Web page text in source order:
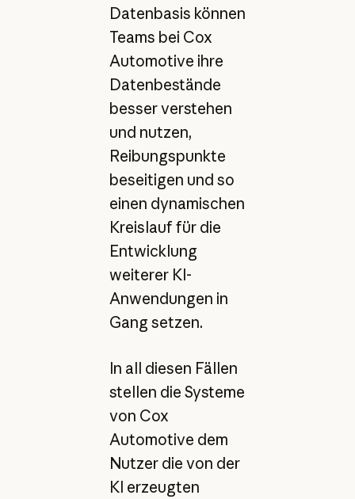
Datenbasis können
Teams bei Cox
Automotive ihre
Datenbestände
besser verstehen
und nutzen,
Reibungspunkte
beseitigen und so
einen dynamischen
Kreislauf für die
Entwicklung
weiterer KI-
Anwendungen in
Gang setzen.
In all diesen Fällen
stellen die Systeme
von Cox
Automotive dem
Nutzer die von der
KI erzeugten